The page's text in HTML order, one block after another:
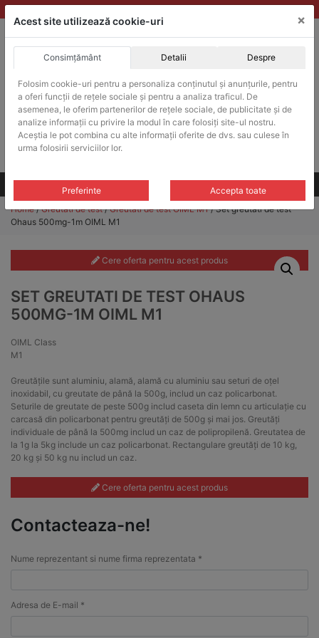
Skip
to
ACHIZITII PUBLICE
Produsele pot fi achizitionate si in sistemul SEAP / SICAP
Products
search
CAUTARE
Toate produsele
Home/Greutati de test/Greutati de test OIML M1/ Set greutati de test
Ohaus 500mg-1m OIML M1
Cere oferta pentru acest produs
SET GREUTATI DE TEST OHAUS
500MG-1M OIML M1
OIML Class
M1
Greutățile sunt aluminiu, alamă, alamă cu aluminiu sau seturi de oțel
inoxidabil, cu greutate de până la 500g, includ un caz policarbonat.
Seturile de greutate de peste 500g includ caseta din lemn cu articulație cu
carcasă din policarbonat pentru greutăți de 500g și mai jos. Greutăți
individuale de până la 500mg includ un caz de polipropilenă. Greutatea de
la 1g la 5kg include un caz policarbonat. Rectangulare greutăți de 10 kg,
20 kg și 50 kg nu includ un caz.
Cere oferta pentru acest produs
Contacteaza-ne!
Nume reprezentant si nume firma reprezentata *
Adresa de E-mail *
Acest site utilizează cookie-uri ×
Consimțământ Detalii Despre
Folosim cookie-uri pentru a personaliza conținutul și anunțurile, pentru
a oferi funcții de rețele sociale și pentru a analiza traficul. De
asemenea, le oferim partenerilor de rețele sociale, de publicitate și de
analize informații cu privire la modul în care folosiți site-ul nostru.
Aceștia le pot combina cu alte informații oferite de dvs. sau culese în
urma folosirii serviciilor lor.
Preferinte Accepta toate